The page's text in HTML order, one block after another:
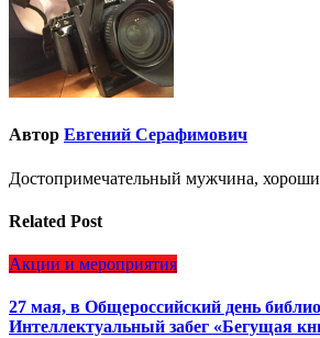
Автор Евгений Серафимович
Достопримечательный мужчина,
Related Post
Акции и мероприятия
27 мая, в Общероссийский день
Интеллектуальный забег «Бегущая